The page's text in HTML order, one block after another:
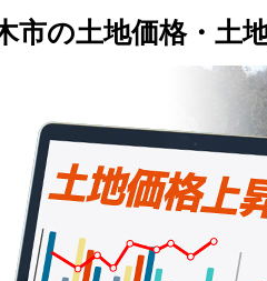
市の土地価格・土